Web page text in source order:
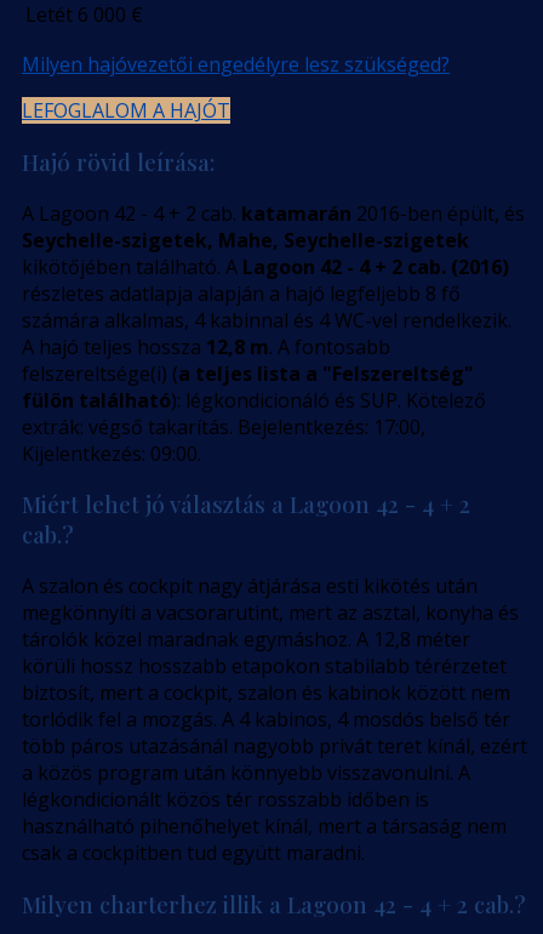
Letét 6 000 €
Milyen hajóvezetői engedélyre lesz szükséged?
LEFOGLALOM A HAJÓT
Hajó rövid leírása:
A Lagoon 42 - 4 + 2 cab. katamarán 2016-ben épült, és
Seychelle-szigetek, Mahe, Seychelle-szigetek
kikötőjében található. A Lagoon 42 - 4 + 2 cab. (2016)
részletes adatlapja alapján a hajó legfeljebb 8 fő
számára alkalmas, 4 kabinnal és 4 WC-vel rendelkezik.
A hajó teljes hossza 12,8 m. A fontosabb
felszereltsége(i) (a teljes lista a "Felszereltség"
fülön található): légkondicionáló és SUP. Kötelező
extrák: végső takarítás. Bejelentkezés: 17:00,
Kijelentkezés: 09:00.
Miért lehet jó választás a Lagoon 42 - 4 + 2
cab.?
A szalon és cockpit nagy átjárása esti kikötés után
megkönnyíti a vacsorarutint, mert az asztal, konyha és
tárolók közel maradnak egymáshoz. A 12,8 méter
körüli hossz hosszabb etapokon stabilabb térérzetet
biztosít, mert a cockpit, szalon és kabinok között nem
torlódik fel a mozgás. A 4 kabinos, 4 mosdós belső tér
több páros utazásánál nagyobb privát teret kínál, ezért
a közös program után könnyebb visszavonulni. A
légkondicionált közös tér rosszabb időben is
használható pihenőhelyet kínál, mert a társaság nem
csak a cockpitben tud együtt maradni.
Milyen charterhez illik a Lagoon 42 - 4 + 2 cab.?